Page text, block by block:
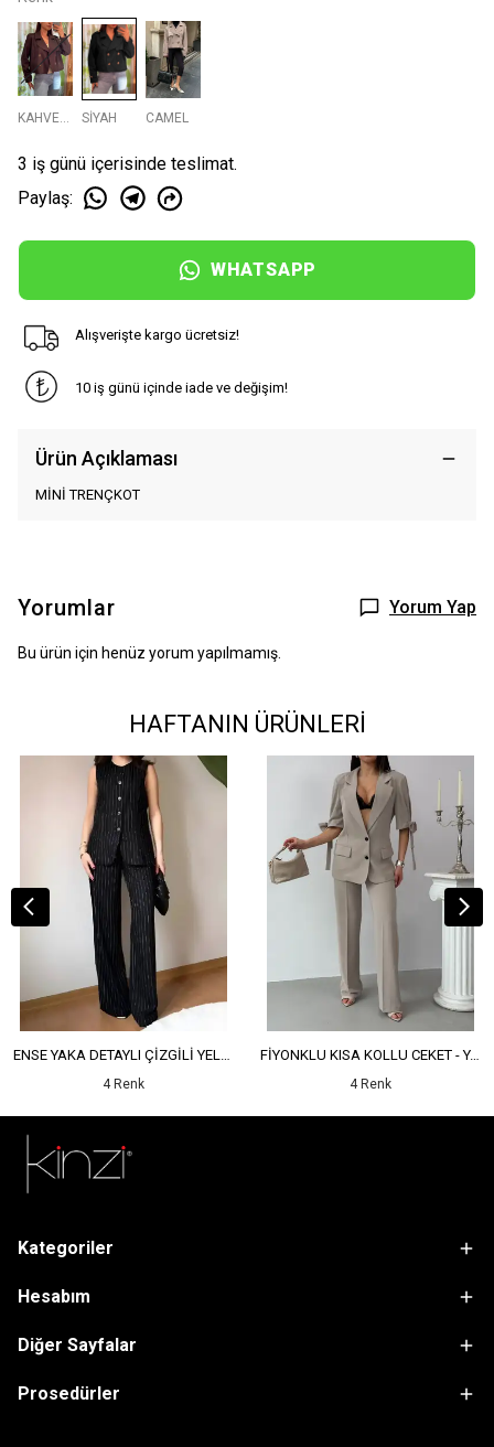
KAHVERENGI SİYAH CAMEL
3 iş günü içerisinde teslimat.
Paylaş:
WHATSAPP
Alışverişte kargo ücretsiz!
10 iş günü içinde iade ve değişim!
Ürün Açıklaması
MİNİ TRENÇKOT
Yorumlar Yorum Yap
Bu ürün için henüz yorum yapılmamış.
HAFTANIN ÜRÜNLERİ
ENSE YAKA DETAYLI ÇİZGİLİ YELEK - YÜKSEK BEL DETAYLI ÇİZGİLİ PANTOLON
4 Renk
FİYONKLU KISA KOLLU CEKET - YÜKSEK BEL SALAŞ PANTOLON
4 Renk
Kategoriler
Hesabım
Diğer Sayfalar
Prosedürler